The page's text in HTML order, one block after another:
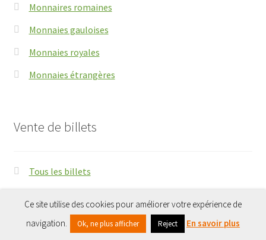
Monnaires romaines
Monnaies gauloises
Monnaies royales
Monnaies étrangères
Vente de billets
Tous les billets
Billets de colonies
Recherche
Recherche
Ce site utilise des cookies pour améliorer votre expérience de
navigation.
Ok, ne plus afficher Reject En savoir plus